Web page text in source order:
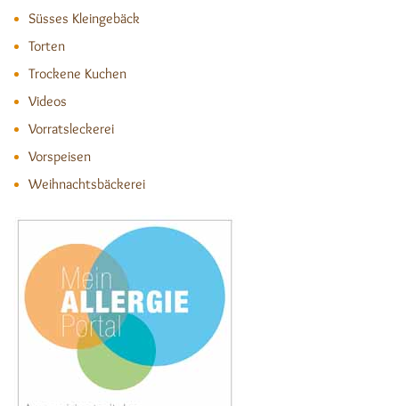
Süsses Kleingebäck
Torten
Trockene Kuchen
Videos
Vorratsleckerei
Vorspeisen
Weihnachtsbäckerei